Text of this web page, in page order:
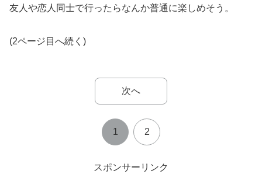
友人や恋人同士で行ったらなんか普通に楽しめそう。
(2ページ目へ続く)
次へ
1 2
スポンサーリンク